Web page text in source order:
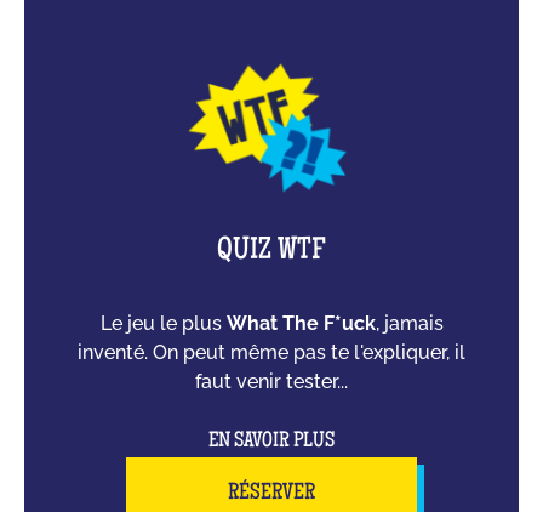
QUIZ WTF
Le jeu le plus What The F*uck, jamais
inventé. On peut même pas te l'expliquer, il
faut venir tester...
EN SAVOIR PLUS
RÉSERVER